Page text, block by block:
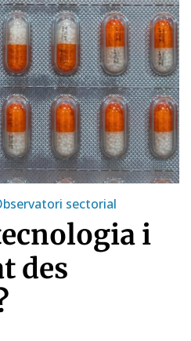
sectorial
i
des